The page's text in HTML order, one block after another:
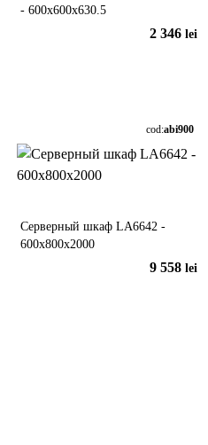
- 600x600x630.5
2 346 lei
cod:abi900
Серверный шкаф LA6642 -
600x800x2000
9 558 lei